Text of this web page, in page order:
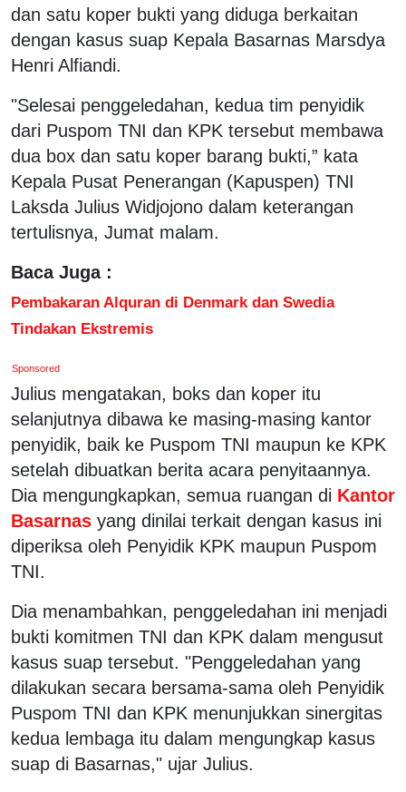
dan satu koper bukti yang diduga berkaitan
dengan kasus suap Kepala Basarnas Marsdya
Henri Alfiandi.
"Selesai penggeledahan, kedua tim penyidik
dari Puspom TNI dan KPK tersebut membawa
dua box dan satu koper barang bukti,” kata
Kepala Pusat Penerangan (Kapuspen) TNI
Laksda Julius Widjojono dalam keterangan
tertulisnya, Jumat malam.
Baca Juga :
Pembakaran Alquran di Denmark dan Swedia
Tindakan Ekstremis
Sponsored
Julius mengatakan, boks dan koper itu
selanjutnya dibawa ke masing-masing kantor
penyidik, baik ke Puspom TNI maupun ke KPK
setelah dibuatkan berita acara penyitaannya.
Dia mengungkapkan, semua ruangan di Kantor
Basarnas yang dinilai terkait dengan kasus ini
diperiksa oleh Penyidik KPK maupun Puspom
TNI.
Dia menambahkan, penggeledahan ini menjadi
bukti komitmen TNI dan KPK dalam mengusut
kasus suap tersebut. "Penggeledahan yang
dilakukan secara bersama-sama oleh Penyidik
Puspom TNI dan KPK menunjukkan sinergitas
kedua lembaga itu dalam mengungkap kasus
suap di Basarnas," ujar Julius.